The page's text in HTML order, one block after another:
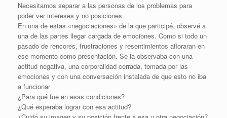
Necesitamos separar a las personas de los problemas para
poder ver intereses y no posiciones.
En una de estas «negociaciones» de la que participé, observé a
una de las partes llegar cargada de emociones. Como si todo un
pasado de rencores, frustraciones y resentimientos afloraran en
ese momento como presentación. Se la observaba con una
actitud negativa, una corporalidad cerrada, tomada por las
emociones y con una conversación instalada de que esto no iba
a funcionar
¿Para qué fue en esas condiciones?
¿Qué esperaba lograr con esa actitud?